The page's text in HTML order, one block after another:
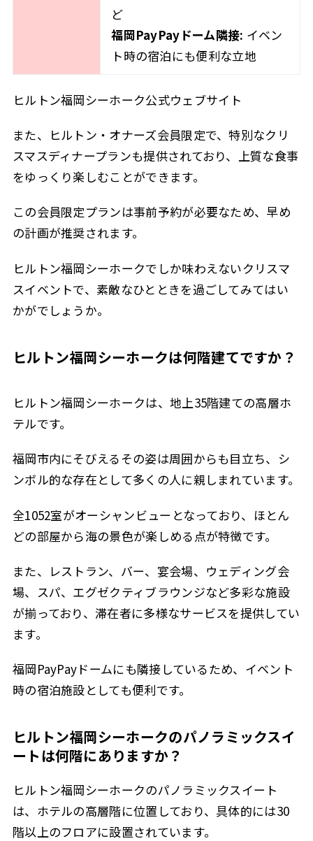
ど
福岡PayPayドーム隣接: イベン
ト時の宿泊にも便利な立地
ヒルトン福岡シーホーク公式ウェブサイト
また、ヒルトン・オナーズ会員限定で、特別なクリ
スマスディナープランも提供されており、上質な食事
をゆっくり楽しむことができます。
この会員限定プランは事前予約が必要なため、早め
の計画が推奨されます。
ヒルトン福岡シーホークでしか味わえないクリスマ
スイベントで、素敵なひとときを過ごしてみてはい
かがでしょうか。
ヒルトン福岡シーホークは何階建てですか？
ヒルトン福岡シーホークは、地上35階建ての高層ホ
テルです。
福岡市内にそびえるその姿は周囲からも目立ち、シ
ンボル的な存在として多くの人に親しまれています。
全1052室がオーシャンビューとなっており、ほとん
どの部屋から海の景色が楽しめる点が特徴です。
また、レストラン、バー、宴会場、ウェディング会
場、スパ、エグゼクティブラウンジなど多彩な施設
が揃っており、滞在者に多様なサービスを提供してい
ます。
福岡PayPayドームにも隣接しているため、イベント
時の宿泊施設としても便利です。
ヒルトン福岡シーホークのパノラミックスイ
ートは何階にありますか？
ヒルトン福岡シーホークのパノラミックスイート
は、ホテルの高層階に位置しており、具体的には30
階以上のフロアに設置されています。